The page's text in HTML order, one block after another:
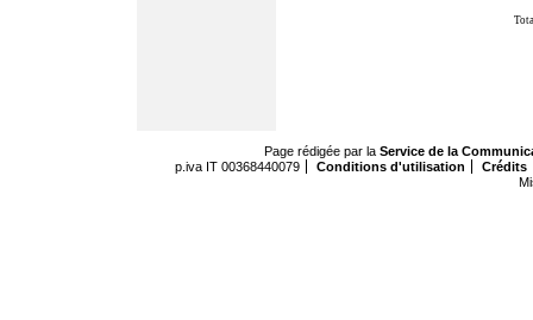
Page rédigée par la Service de la
p.iva IT 00368440079
Conditions d'utilisation
Crédits